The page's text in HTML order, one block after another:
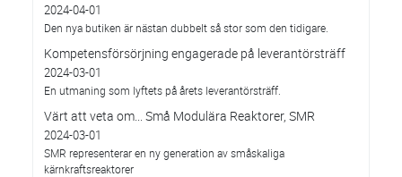
2024-04-01
Den nya butiken är nästan dubbelt så stor som den tidigare.
Kompetensförsörjning engagerade på leverantörsträff
2024-03-01
En utmaning som lyftets på årets leverantörsträff.
Värt att veta om... Små Modulära Reaktorer, SMR
2024-03-01
SMR representerar en ny generation av småskaliga
kärnkraftsreaktorer